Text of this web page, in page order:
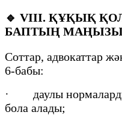
🔹 VIII. ҚҰҚЫҚ
БАПТЫҢ
Соттар, адвокаттар
6-бабы:
· даулы нормаларды
бола алады;